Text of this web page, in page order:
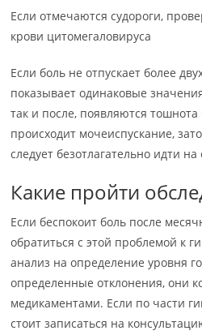
Если отмечаются судороги,
крови цитомегаловируса
Если боль не отпускает более
показывает одинаковые
так и после, появляются тошнота
происходит мочеиспускание,
следует безотлагательно идти
Какие пройти
Если беспокоит боль после
обратиться с этой проблемой к
анализ на определение уровня
определенные отклонения, они
медикаментами. Если по части
стоит записаться на